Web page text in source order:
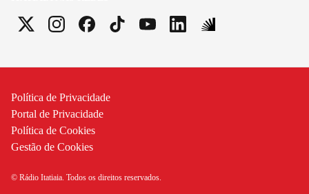
Política de Privacidade
Portal de Privacidade
Política de Cookies
Gestão de Cookies
© Rádio Itatiaia. Todos os direitos reservados.